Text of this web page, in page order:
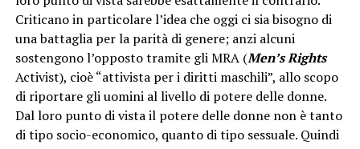
Criticano in particolare l’idea che oggi ci sia bisogno di
una battaglia per la parità di genere; anzi alcuni
sostengono l’opposto tramite gli MRA (Men’s Rights
Activist), cioè “attivista per i diritti maschili”, allo scopo
di riportare gli uomini al livello di potere delle donne.
Dal loro punto di vista il potere delle donne non è tanto
di tipo socio-economico, quanto di tipo sessuale. Quindi